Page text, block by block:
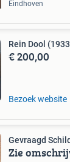
Eindhoven
Rein Dool
€ 200,00
Bezoek website
Gevraagd
Zie